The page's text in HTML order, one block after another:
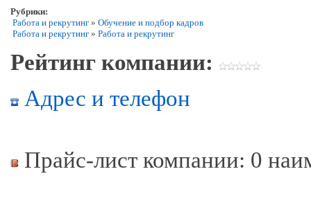
Рубрики:
Работа и рекрутинг » Обучение и подбор кадров
Работа и рекрутинг » Работа и рекрутинг
Рейтинг компании:
Адрес и телефон
Прайс-лист компании: 0